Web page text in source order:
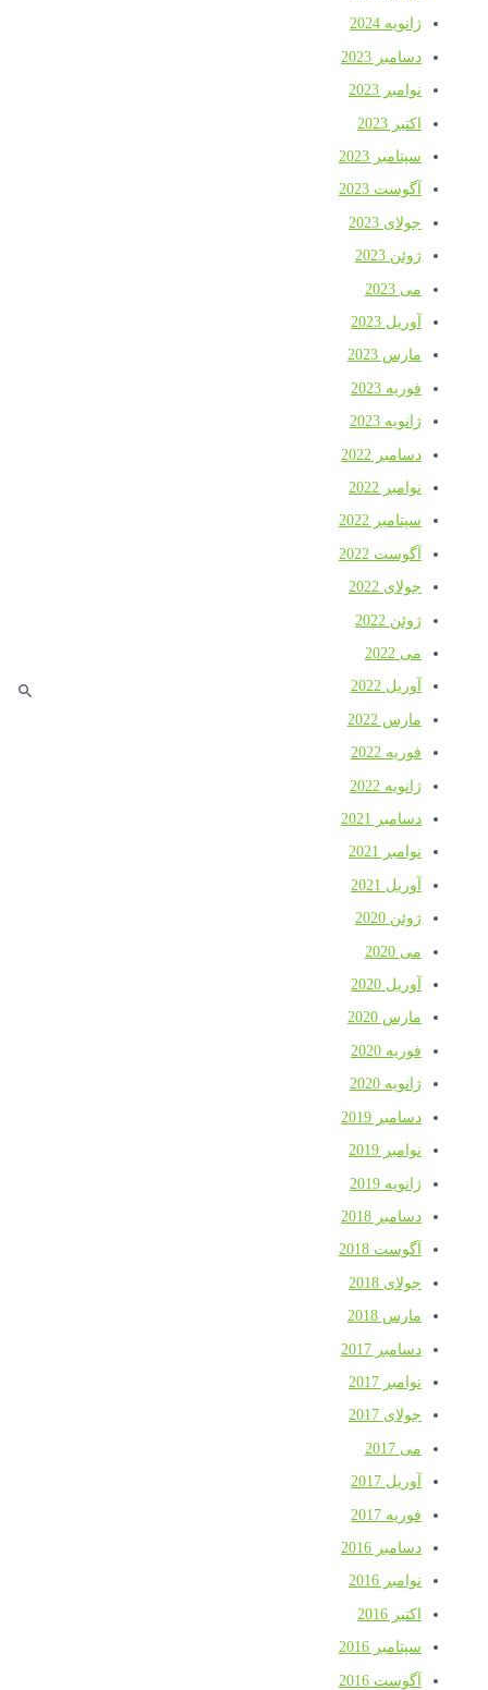
ژانویه 2024
دسامبر 2023
نوامبر 2023
اکتبر 2023
سپتامبر 2023
آگوست 2023
جولای 2023
ژوئن 2023
می 2023
آوریل 2023
مارس 2023
فوریه 2023
ژانویه 2023
دسامبر 2022
نوامبر 2022
سپتامبر 2022
آگوست 2022
جولای 2022
ژوئن 2022
می 2022
آوریل 2022
مارس 2022
فوریه 2022
ژانویه 2022
دسامبر 2021
نوامبر 2021
آوریل 2021
ژوئن 2020
می 2020
آوریل 2020
مارس 2020
فوریه 2020
ژانویه 2020
دسامبر 2019
نوامبر 2019
ژانویه 2019
دسامبر 2018
آگوست 2018
جولای 2018
مارس 2018
دسامبر 2017
نوامبر 2017
جولای 2017
می 2017
آوریل 2017
فوریه 2017
دسامبر 2016
نوامبر 2016
اکتبر 2016
سپتامبر 2016
آگوست 2016